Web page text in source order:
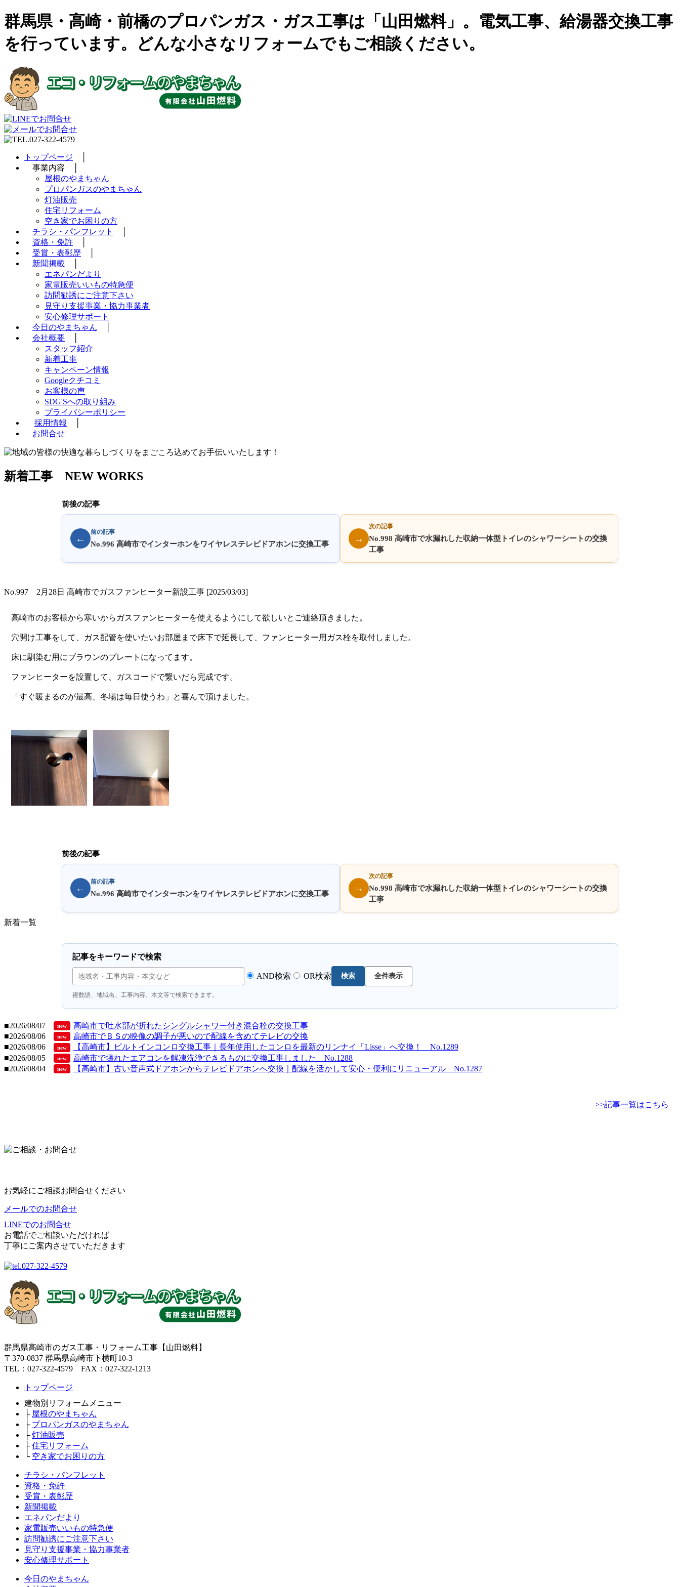
群馬県・高崎・前橋のプロパンガス・ガス工事は「山田燃料」。電気工事、給湯器交換工事
を行っています。どんな小さなリフォームでもご相談ください。
トップページ
事業内容 │
屋根のやまちゃん
プロパンガスのやまちゃん
灯油販売
住宅リフォーム
空き家でお困りの方
チラシ・パンフレット
資格・免許
受賞・表彰歴
新聞掲載
エネパンだより
家電販売いいもの特急便
訪問勧誘にご注意下さい
見守り支援事業・協力事業者
安心修理サポート
今日のやまちゃん
会社概要
スタッフ紹介
新着工事
キャンペーン情報
Googleクチコミ
お客様の声
SDG'Sへの取り組み
プライバシーポリシー
採用情報
お問合せ
新着工事 NEW WORKS
前後の記事
←
前の記事
No.996 高崎市でインターホンをワイヤレステレビドアホンに交換工事 →
次の記事
No.998 高崎市で水漏れした収納一体型トイレのシャワーシートの交換
工事
No.997 2月28日 高崎市でガスファンヒーター新設工事 [2025/03/03]
高崎市のお客様から寒いからガスファンヒーターを使えるようにして欲しいとご連絡頂きました。
穴開け工事をして、ガス配管を使いたいお部屋まで床下で延長して、ファンヒーター用ガス栓を取付しました。
床に馴染む用にブラウンのプレートになってます。
ファンヒーターを設置して、ガスコードで繋いだら完成です。
「すぐ暖まるのが最高、冬場は毎日使うわ」と喜んで頂けました。
前後の記事
←
前の記事
No.996 高崎市でインターホンをワイヤレステレビドアホンに交換工事 →
次の記事
No.998 高崎市で水漏れした収納一体型トイレのシャワーシートの交換
工事
​新着一覧
記事をキーワードで検索
AND検索 OR検索 検索 全件表示
複数語、地域名、工事内容、本文等で検索できます。
■2026/08/07 new
高崎市で吐水部が折れたシングルシャワー付き混合栓の交換工事
■2026/08/06
new
高崎市でＢＳの映像の調子が悪いので配線を含めてテレビの交換
■2026/08/06
new
【高崎市】ビルトインコンロ交換工事｜長年使用したコンロを最新のリンナイ「Lisse」へ交換！ No.1289
■2026/08/05
new
高崎市で壊れたエアコンを解凍洗浄できるものに交換工事しました No.1288
■2026/08/04
new 【高崎市】古い音声式ドアホンからテレビドアホンへ交換｜配線を活かして安心・便利にリニューアル No.1287
>>記事一覧はこちら
お気軽にご相談お問合せください
メールでのお問合せ
LINEでのお問合せ
お電話でご相談いただければ
丁寧にご案内させていただきます
群馬県高崎市のガス工事・リフォーム工事【山田燃料】
〒370-0837 群馬県高崎市下横町10-3
TEL：027-322-4579 FAX：027-322-1213
トップページ
建物別リフォームメニュー
├ 屋根のやまちゃん
├ プロパンガスのやまちゃん
├灯油販売
├住宅リフォーム
└ 空き家でお困りの方
チラシ・パンフレット
資格・免許
受賞・表彰歴
新聞掲載
エネパンだより
家電販売いいもの特急便
訪問勧誘にご注意下さい
見守り支援事業・協力事業者
安心修理サポート
今日のやまちゃん